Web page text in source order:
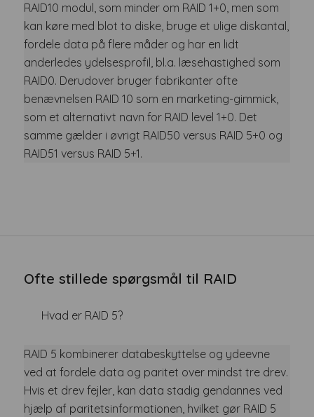
RAID10 modul, som minder om RAID 1+0, men som
kan køre med blot to diske, bruge et ulige diskantal,
fordele data på flere måder og har en lidt
anderledes ydelsesprofil, bl.a. læsehastighed som
RAID0. Derudover bruger fabrikanter ofte
benævnelsen RAID 10 som en marketing-gimmick,
som et alternativt navn for RAID level 1+0. Det
samme gælder i øvrigt RAID50 versus RAID 5+0 og
RAID51 versus RAID 5+1.
Ofte stillede spørgsmål til RAID
Hvad er RAID 5?
RAID 5 kombinerer databeskyttelse og ydeevne
ved at fordele data og paritet over mindst tre drev.
Hvis et drev fejler, kan data stadig gendannes ved
hjælp af paritetsinformationen, hvilket gør RAID 5